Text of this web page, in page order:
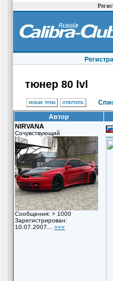
тюнер 80 lvl
новая тема ответить
Автор
NIRVANA
Сочувствующий
Сообщения: > 1000
Зарегистрирован:
10.07.2007... »»»